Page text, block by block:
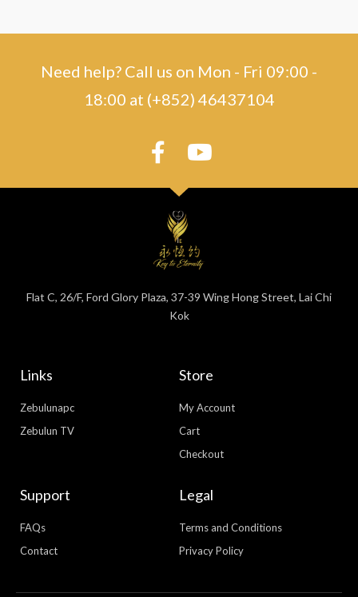
Need help? Call us on Mon - Fri 09:00 -
18:00 at (+852) 46437104
Flat C, 26/F, Ford Glory Plaza, 37-39 Wing Hong Street, Lai Chi
Kok
Links
Zebulunapc
Zebulun TV
Store
My Account
Cart
Checkout
Support
FAQs
Contact
Legal
Terms and Conditions
Privacy Policy